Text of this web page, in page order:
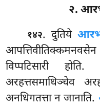
२.
१४२. दुतिये
विप्पटिसारी होति.
अरहत्तसमाधिञ्चेव
अनधिगतत्ता न जानाति.